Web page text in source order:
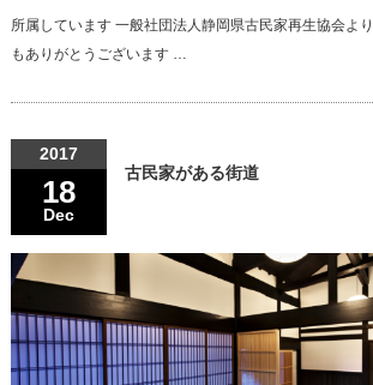
所属しています 一般社団法人静岡県古民家再生協会よ
もありがとうございます …
2017
18
Dec
古民家がある街道